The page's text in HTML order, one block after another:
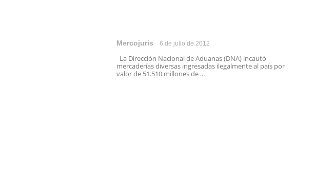
Mercojuris 6 de julio de 2012
La Dirección Nacional de Aduanas (DNA) incautó
mercaderías diversas ingresadas ilegalmente al país por
valor de 51.510 millones de ...